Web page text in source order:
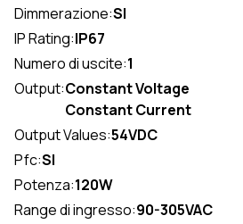
Dimmerazione:SI
IP Rating:IP67
Numero di uscite:1
Output:Constant Voltage
Constant Current
Output Values:54VDC
Pfc:SI
Potenza:120W
Range di ingresso:90-305VAC